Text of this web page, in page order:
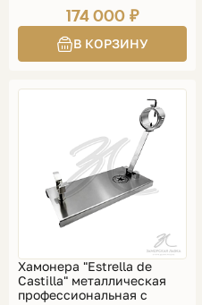
174 000 ₽
Хамонера "Estrella de
Castilla" металлическая
профессиональная с